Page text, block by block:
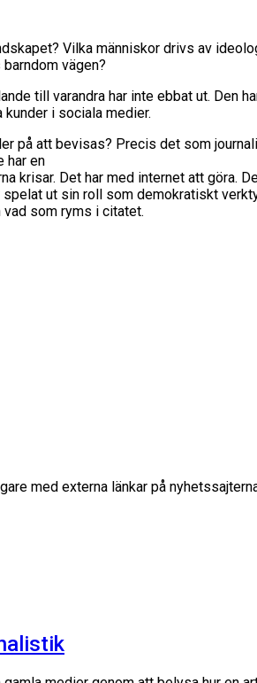
Vilka människor drivs av
vägen?
till varandra har inte ebbat ut. Den
i sociala medier.
på att bevisas? Precis det som
har en
krisar. Det har med internet att göra.
ut sin roll som demokratiskt
vad som ryms i citatet.
med externa länkar på